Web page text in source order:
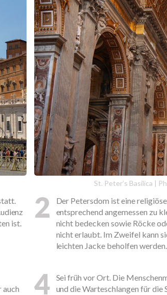
ist.
St. Peter’s Basilica |
2
Der Petersdom ist eine
entsprechend angemessen zu
nicht bedecken sowie Röcke
nicht erlaubt. Im Zweifel kann
leichten Jacke beholfen werden.
auch
4
Sei früh vor Ort. Die
und die Warteschlangen für